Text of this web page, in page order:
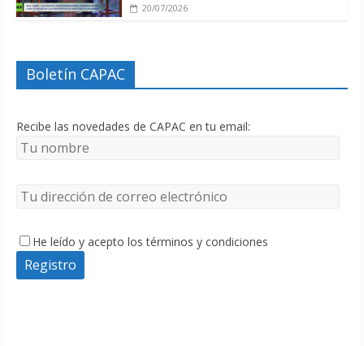
20/07/2026
Boletín CAPAC
Recibe las novedades de CAPAC en tu email:
He leído y acepto los términos y condiciones